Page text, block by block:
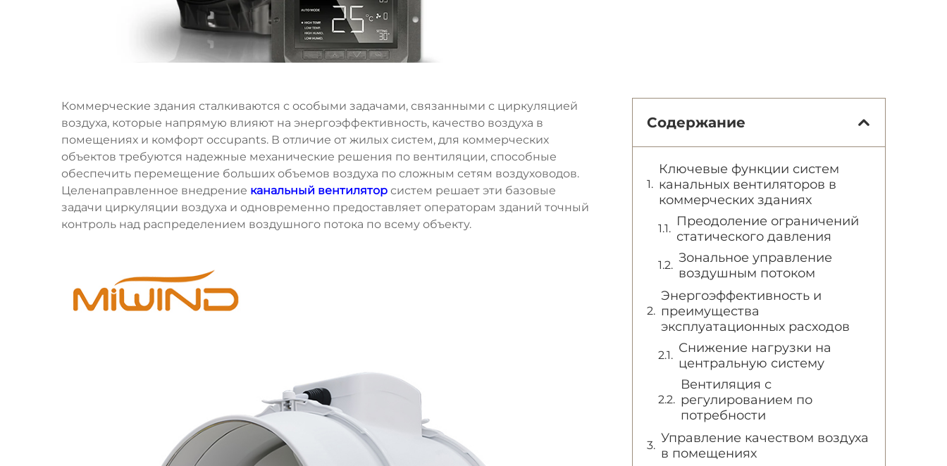
Коммерческие здания сталкиваются с особыми задачами, связанными с циркуляцией
воздуха, которые напрямую влияют на энергоэффективность, качество воздуха в
помещениях и комфорт occupants. В отличие от жилых систем, для коммерческих
объектов требуются надежные механические решения по вентиляции, способные
обеспечить перемещение больших объемов воздуха по сложным сетям воздуховодов.
Целенаправленное внедрение канальный вентилятор систем решает эти базовые
задачи циркуляции воздуха и одновременно предоставляет операторам зданий точный
контроль над распределением воздушного потока по всему объекту.
Содержание
Ключевые функции систем
канальных вентиляторов в
коммерческих зданиях
Преодоление ограничений
статического давления
Зональное управление
воздушным потоком
Энергоэффективность и
преимущества
эксплуатационных расходов
Снижение нагрузки на
центральную систему
Вентиляция с
регулированием по
потребности
Управление качеством воздуха
в помещениях